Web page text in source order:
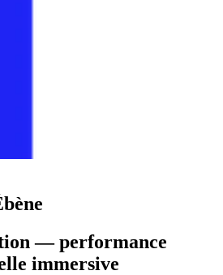
— performance
immersive